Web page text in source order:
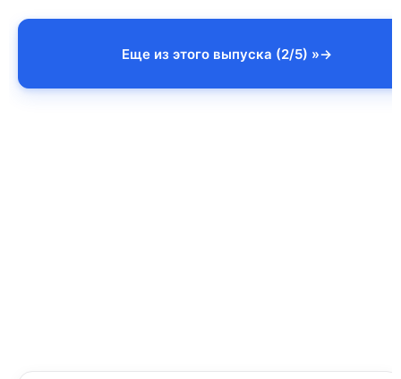
Еще из этого выпуска (2/5) »